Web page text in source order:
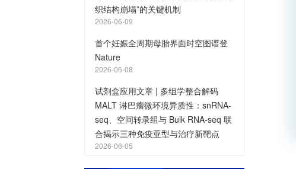
织结构崩塌”的关键机制
2026-06-09
首个妊娠全周期母胎界面时空图谱登
Nature
2026-06-08
试剂盒应用文章 | 多组学整合解码
MALT 淋巴瘤微环境异质性：snRNA-
seq、空间转录组与 Bulk RNA-seq 联
合揭示三种免疫亚型与治疗新靶点
2026-06-05